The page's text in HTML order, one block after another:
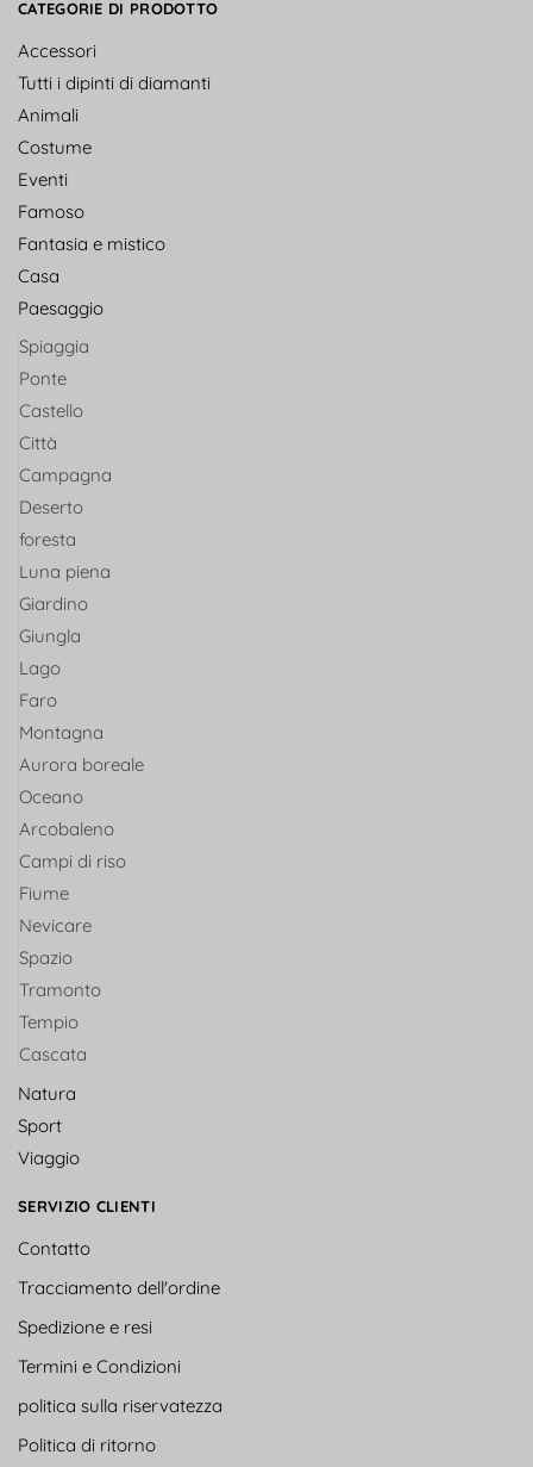
CATEGORIE DI PRODOTTO
Accessori
Tutti i dipinti di diamanti
Animali
Costume
Eventi
Famoso
Fantasia e mistico
Casa
Paesaggio
Spiaggia
Ponte
Castello
Città
Campagna
Deserto
foresta
Luna piena
Giardino
Giungla
Lago
Faro
Montagna
Aurora boreale
Oceano
Arcobaleno
Campi di riso
Fiume
Nevicare
Spazio
Tramonto
Tempio
Cascata
Natura
Sport
Viaggio
SERVIZIO CLIENTI
Contatto
Tracciamento dell'ordine
Spedizione e resi
Termini e Condizioni
politica sulla riservatezza
Politica di ritorno